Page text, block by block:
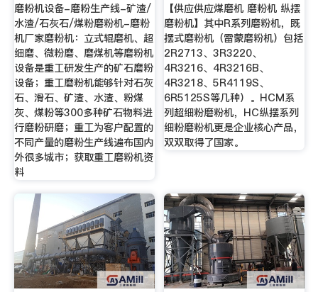
磨粉机设备-磨粉生产线-矿渣/
水渣/石灰石/煤粉磨粉机-磨粉
机厂家磨粉机：立式辊磨机、超
细磨、微粉磨、磨煤机等磨粉机
设备是重工研发生产的矿石磨粉
设备；重工磨粉机能够针对石灰
石、滑石、矿渣、水渣、粉煤
灰、煤粉等300多种矿石物料进
行磨粉研磨；重工为客户配置的
不同产量的磨粉生产线遍布国内
外很多城市；获取重工磨粉机资
料
【供应供应煤磨机 磨粉机 纵摆
磨粉机】其中R系列磨粉机，既
摆式磨粉机（雷蒙磨粉机）包括
2R2713、3R3220、
4R3216、4R3216B、
4R3218、5R4119S、
6R5125S等几种）。HCM系
列超细粉磨粉机，HC纵摆系列
细粉磨粉机更是企业核心产品，
双双取得了国家。